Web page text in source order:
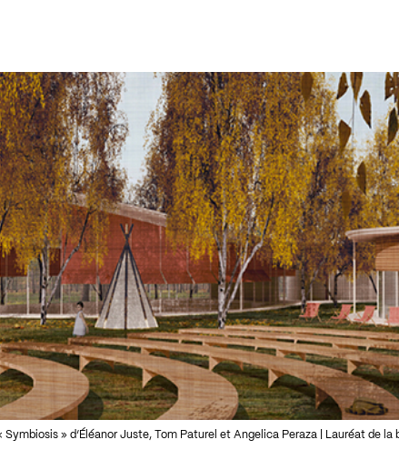
Symbiosis » d’Éléanor Juste, Tom Paturel et Angelica Peraza | Lauréat de